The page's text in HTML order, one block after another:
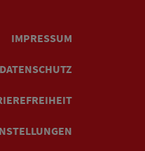
IMPRESSUM
DATENSCHUTZ